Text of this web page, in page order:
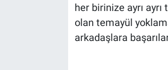
her birinize ayrı
olan temayül
arkadaşlara